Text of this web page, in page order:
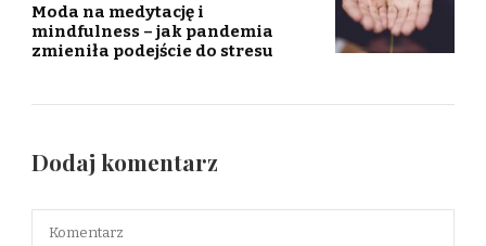
Moda na medytację i
mindfulness – jak pandemia
zmieniła podejście do stresu
Dodaj komentarz